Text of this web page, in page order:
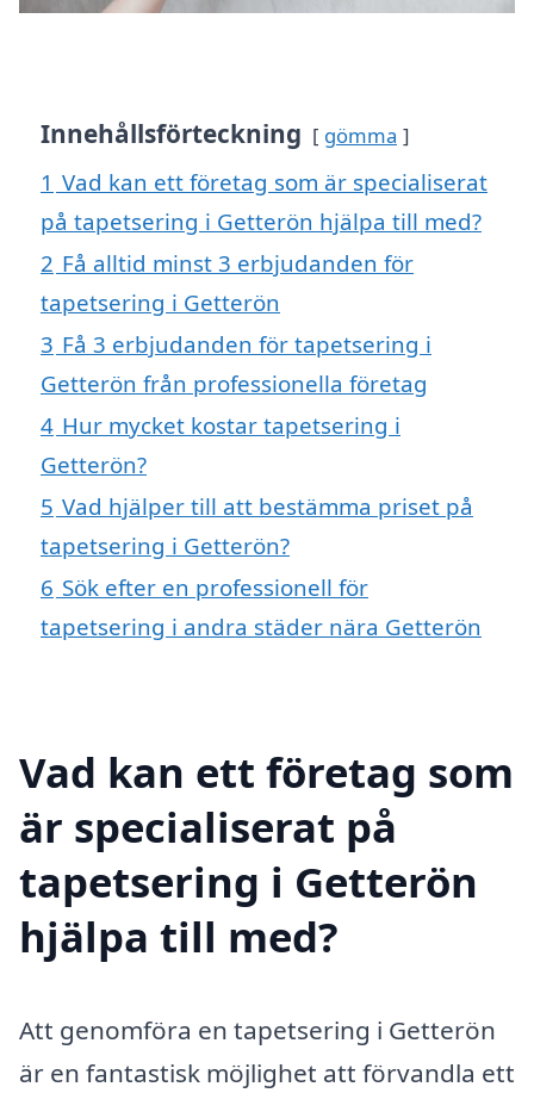
Innehållsförteckning gömma
1 Vad kan ett företag som är specialiserat
på tapetsering i Getterön hjälpa till med?
2 Få alltid minst 3 erbjudanden för
tapetsering i Getterön
3 Få 3 erbjudanden för tapetsering i
Getterön från professionella företag
4 Hur mycket kostar tapetsering i
Getterön?
5 Vad hjälper till att bestämma priset på
tapetsering i Getterön?
6 Sök efter en professionell för
tapetsering i andra städer nära Getterön
Vad kan ett företag som
är specialiserat på
tapetsering i Getterön
hjälpa till med?
Att genomföra en tapetsering i Getterön
är en fantastisk möjlighet att förvandla ett